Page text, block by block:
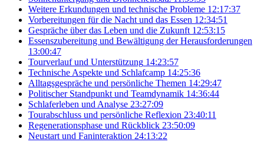
Weitere Erkundungen und technische Probleme 12:17:37
Vorbereitungen für die Nacht und das Essen 12:34:51
Gespräche über das Leben und die Zukunft 12:53:15
Essenszubereitung und Bewältigung der Herausforderungen
13:00:47
Tourverlauf und Unterstützung 14:23:57
Technische Aspekte und Schlafcamp 14:25:36
Alltagsgespräche und persönliche Themen 14:29:47
Politischer Standpunkt und Teamdynamik 14:36:44
Schlaferleben und Analyse 23:27:09
Tourabschluss und persönliche Reflexion 23:40:11
Regenerationsphase und Rückblick 23:50:09
Neustart und Faninteraktion 24:13:22